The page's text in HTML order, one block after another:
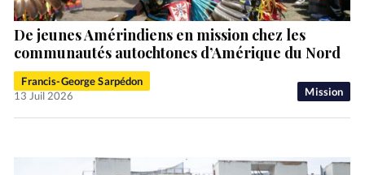
Mission
De jeunes Amérindiens en mission chez les
communautés autochtones d’Amérique du Nord
Francis-George Sarpédon
13 Juil 2026